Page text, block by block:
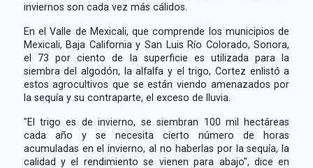
inviernos son cada vez más cálidos.
En el Valle de Mexicali, que comprende los municipios de
Mexicali, Baja California y San Luis Río Colorado, Sonora,
el 73 por ciento de la superficie es utilizada para la
siembra del algodón, la alfalfa y el trigo, Cortez enlistó a
estos agrocultivos que se están viendo amenazados por
la sequía y su contraparte, el exceso de lluvia.
"El trigo es de invierno, se siembran 100 mil hectáreas
cada año y se necesita cierto número de horas
acumuladas en el invierno, al no haberlas por la sequía, la
calidad y el rendimiento se vienen para abajo", dice en